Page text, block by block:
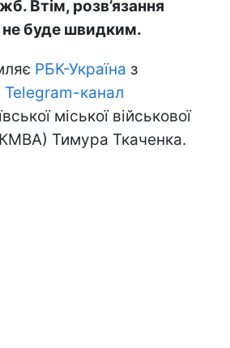
Втім, розв’язання
не буде швидким.
РБК-Україна з
Telegram-канал
міської військової
Тимура Ткаченка.